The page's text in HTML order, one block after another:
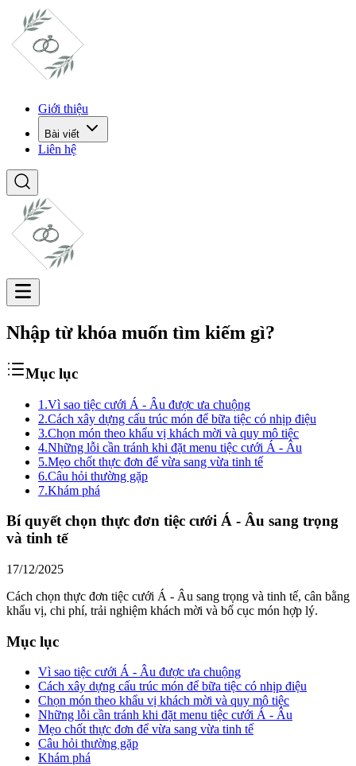
Giới thiệu
Bài viết
Liên hệ
Nhập từ khóa muốn tìm kiếm gì?
Mục lục
1.Vì sao tiệc cưới Á - Âu được ưa chuộng
2.Cách xây dựng cấu trúc món để bữa tiệc có nhịp điệu
3.Chọn món theo khẩu vị khách mời và quy mô tiệc
4.Những lỗi cần tránh khi đặt menu tiệc cưới Á - Âu
5.Mẹo chốt thực đơn để vừa sang vừa tinh tế
6.Câu hỏi thường gặp
7.Khám phá
Bí quyết chọn thực đơn tiệc cưới Á - Âu sang trọng
và tinh tế
17/12/2025
Cách chọn thực đơn tiệc cưới Á - Âu sang trọng và tinh tế, cân bằng
khẩu vị, chi phí, trải nghiệm khách mời và bố cục món hợp lý.
Mục lục
Vì sao tiệc cưới Á - Âu được ưa chuộng
Cách xây dựng cấu trúc món để bữa tiệc có nhịp điệu
Chọn món theo khẩu vị khách mời và quy mô tiệc
Những lỗi cần tránh khi đặt menu tiệc cưới Á - Âu
Mẹo chốt thực đơn để vừa sang vừa tinh tế
Câu hỏi thường gặp
Khám phá